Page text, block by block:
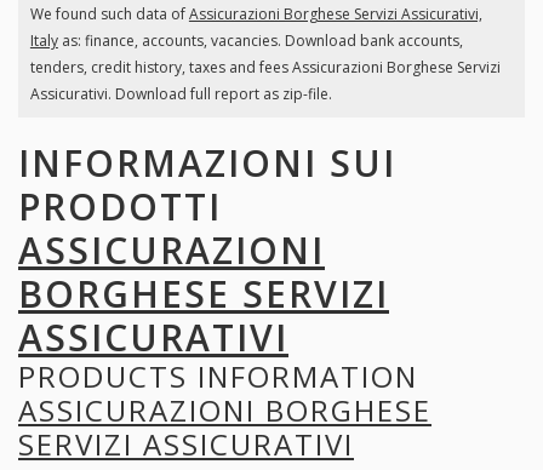
We found such data ofAssicurazioni Borghese Servizi Assicurativi,
Italyas: finance, accounts, vacancies. Download bank accounts,
tenders, credit history, taxes and fees Assicurazioni Borghese Servizi
Assicurativi. Download full report as zip-file.
INFORMAZIONI SUI
PRODOTTI
ASSICURAZIONI
BORGHESE SERVIZI
ASSICURATIVI
PRODUCTS INFORMATION
ASSICURAZIONI BORGHESE
SERVIZI ASSICURATIVI